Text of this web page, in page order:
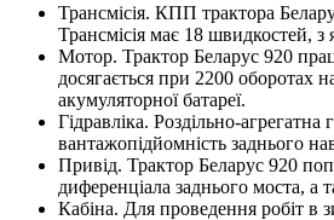
Трансмісія. КПП трактора
Трансмісія має 18 швидкостей, з
Мотор. Трактор Беларус 920
досягається при 2200 оборотах
акумуляторної батареї.
Гідравліка. Роздільно-
вантажопідйомність заднього
Привід. Трактор Беларус 920
диференціала заднього моста, а
Кабіна. Для проведення робіт в